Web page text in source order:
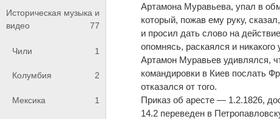
Историческая музыка и
видео
77
Чили 1
Колумбия 2
Мексика 1
Артамона Муравьева, упал в
который, пожав ему руку,
и просил дать слово на
опомнясь, раскаялся и
Артамон Муравьев удивлялся,
командировки в Киев послать
отказался от того.
Приказ об аресте — 1.2.1826,
14.2 переведен в